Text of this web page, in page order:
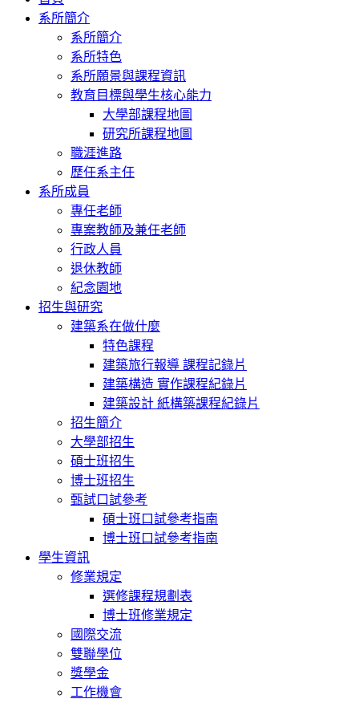
系所簡介
系所簡介
系所特色
系所願景與課程資訊
教育目標與學生核心能力
大學部課程地圖
研究所課程地圖
職涯進路
歷任系主任
系所成員
專任老師
專案教師及兼任老師
行政人員
退休教師
紀念園地
招生與研究
建築系在做什麼
特色課程
建築旅行報導 課程記錄片
建築構造 實作課程紀錄片
建築設計 紙構築課程紀錄片
招生簡介
大學部招生
碩士班招生
博士班招生
甄試口試參考
碩士班口試參考指南
博士班口試參考指南
學生資訊
修業規定
選修課程規劃表
博士班修業規定
國際交流
雙聯學位
獎學金
工作機會